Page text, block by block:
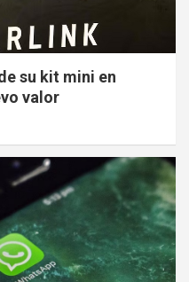
su kit mini en
valor